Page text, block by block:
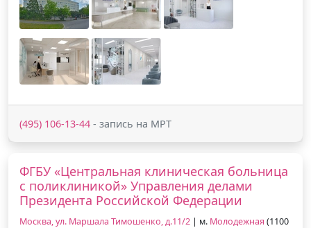
(495) 106-13-44 - запись на МРТ
ФГБУ «Центральная клиническая больница
с поликлиникой» Управления делами
Президента Российской Федерации
Москва, ул. Маршала Тимошенко, д.11/2 | м. Молодежная (1100